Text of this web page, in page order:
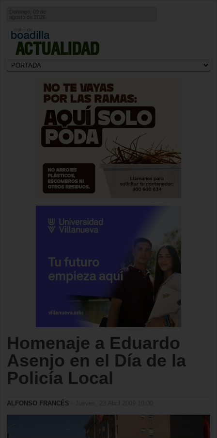
ACTUALIDAD
Domingo, 09 de
agosto de 2026
Homenaje a Eduardo
Asenjo en el Día de la
Policía Local
ALFONSO FRANCÉS